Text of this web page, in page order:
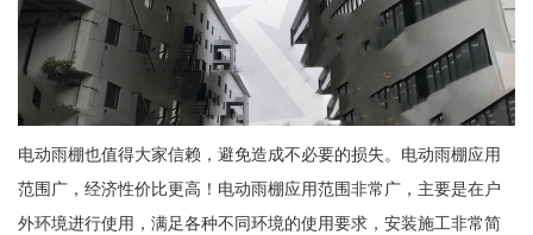
电动雨棚也值得大家信赖，避免造成不必要的损失。电动雨棚应用
范围广，经济性价比更高！电动雨棚应用范围非常广，主要是在户
外环境进行使用，满足各种不同环境的使用要求，安装施工非常简